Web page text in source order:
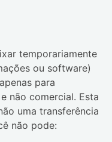
temporariamente
ou software)
para
não comercial. Esta
uma transferência
não pode: